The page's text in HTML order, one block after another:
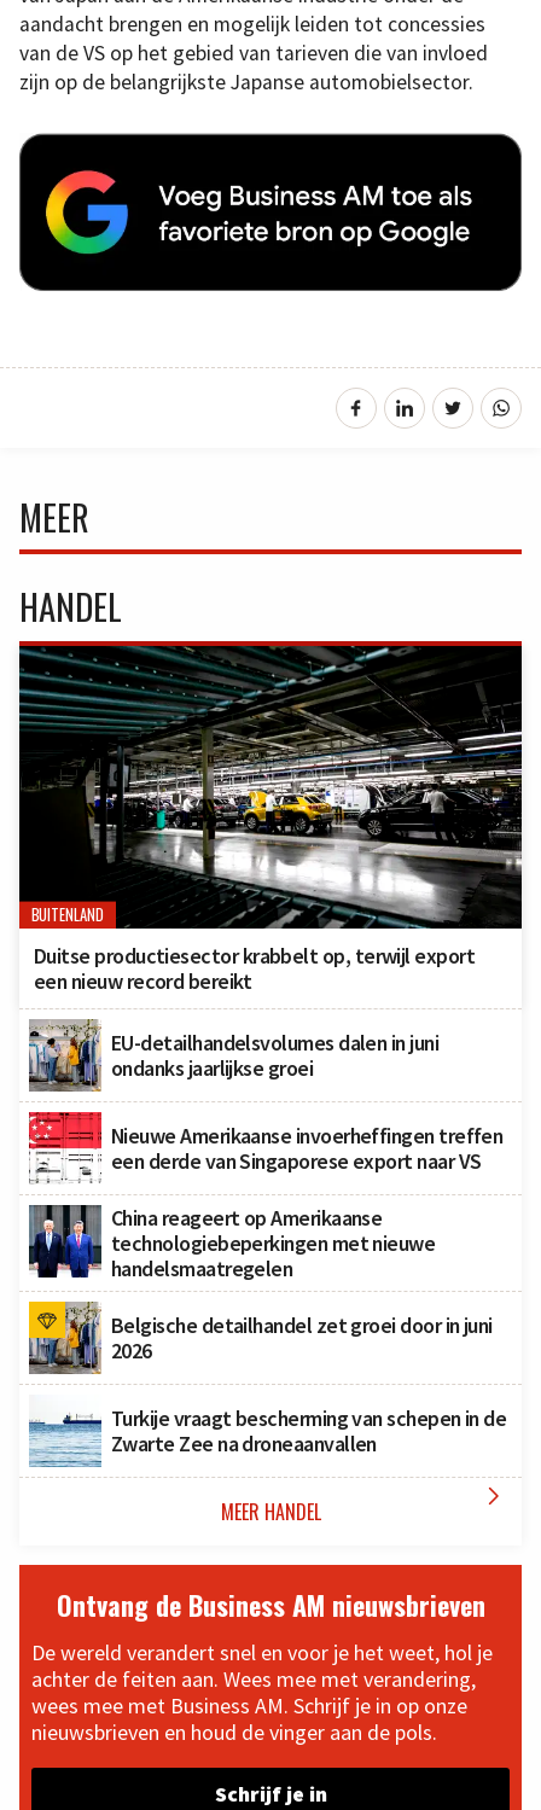
aandacht brengen en mogelijk leiden tot concessies
van de VS op het gebied van tarieven die van invloed
zijn op de belangrijkste Japanse automobielsector.
MEER
HANDEL
BUITENLAND
Duitse productiesector krabbelt op, terwijl export
een nieuw record bereikt
EU-detailhandelsvolumes dalen in juni
ondanks jaarlijkse groei
Nieuwe Amerikaanse invoerheffingen treffen
een derde van Singaporese export naar VS
China reageert op Amerikaanse
technologiebeperkingen met nieuwe
handelsmaatregelen
Belgische detailhandel zet groei door in juni
2026
Turkije vraagt bescherming van schepen in de
Zwarte Zee na droneaanvallen
MEER HANDEL 
Ontvang de Business AM nieuwsbrieven
De wereld verandert snel en voor je het weet, hol je
achter de feiten aan. Wees mee met verandering,
wees mee met Business AM. Schrijf je in op onze
nieuwsbrieven en houd de vinger aan de pols.
Schrijf je in